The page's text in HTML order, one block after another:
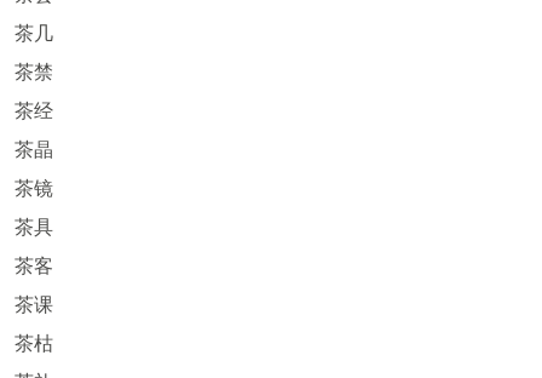
茶几
茶禁
茶经
茶晶
茶镜
茶具
茶客
茶课
茶枯